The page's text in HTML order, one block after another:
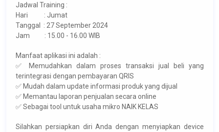
Jadwal Training :
Hari : Jumat
Tanggal : 27 September 2024
Jam : 15.00 - 16.00 WIB
Manfaat aplikasi ini adalah :
✅ Memudahkan dalam proses transaksi jual beli yang
terintegrasi dengan pembayaran QRIS
✅ Mudah dalam update informasi produk yang dijual
✅ Memantau laporan penjualan secara online
✅ Sebagai tool untuk usaha mikro NAIK KELAS
Silahkan persiapkan diri Anda dengan menyiapkan device